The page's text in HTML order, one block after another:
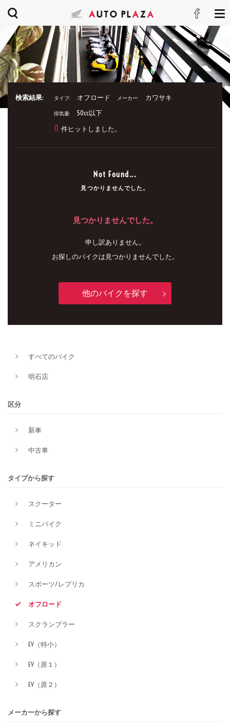
検索結果: タイプ: オフロード メーカー: カワサキ
排気量: 50cc以下
0 件ヒットしました。
Not Found...
見つかりませんでした。
見つかりませんでした。
申し訳ありません。
お探しのバイクは見つかりませんでした。
他のバイクを探す
すべてのバイク
明石店
区分
新車
中古車
タイプから探す
スクーター
ミニバイク
ネイキッド
アメリカン
スポーツ/レプリカ
オフロード
スクランブラー
EV（特小）
EV（原１）
EV（原２）
メーカーから探す
新車
タイプ
価格